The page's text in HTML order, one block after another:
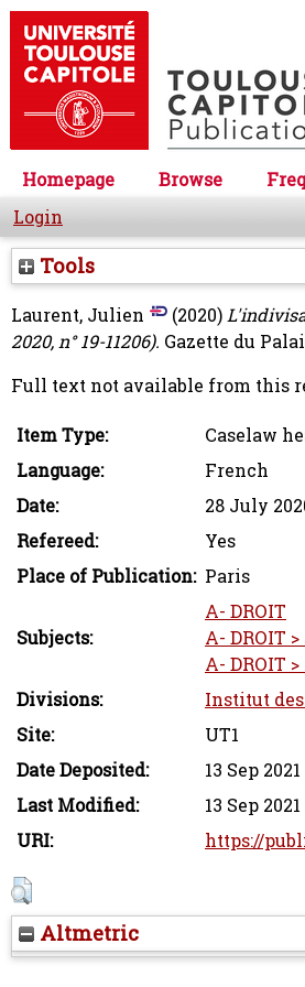
Homepage Browse
Login
Tools
Laurent, Julien (2020)
2020, n° 19-11206). Gazette du
Full text not available from this
Item Type:
Caselaw
Language:
French
Date:
28 July
Refereed:
Yes
Place of Publication: Paris
Subjects:
A- DROIT
A- DROIT
A- DROIT
Divisions:
Institut
Site:
UT1
Date Deposited:
13 Sep 2021
Last Modified:
13 Sep 2021
URI:
https://
Altmetric